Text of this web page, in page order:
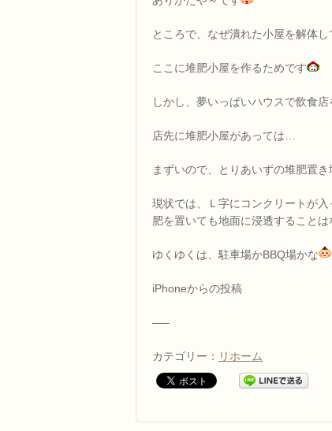
ところで、なぜ潰れた小屋を解体し
ここに堆肥小屋を作るためです
しかし、夢いっぱいハウスで飲食
店先に堆肥小屋があっては…
まずいので、とりあいずの堆肥置
現状では、Ｌ字にコンクリートが
肥を置いても地面に浸透すること
ゆくゆくは、駐車場かBBQ場かな
iPhoneからの投稿
—–
カテゴリー： リホーム